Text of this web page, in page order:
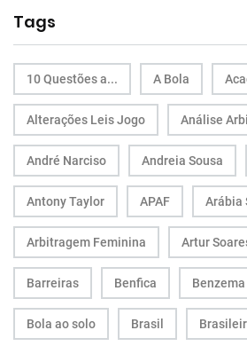
Tags
10 Questões a... A Bola
Alterações Leis Jogo Análise
André Narciso Andreia Sousa
Antony Taylor APAF Arábia
Arbitragem Feminina Artur
Barreiras Benfica Benzema
Bola ao solo Brasil